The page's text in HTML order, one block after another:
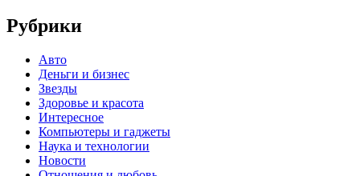
Рубрики
Авто
Деньги и бизнес
Звезды
Здоровье и красота
Интересное
Компьютеры и гаджеты
Наука и технологии
Новости